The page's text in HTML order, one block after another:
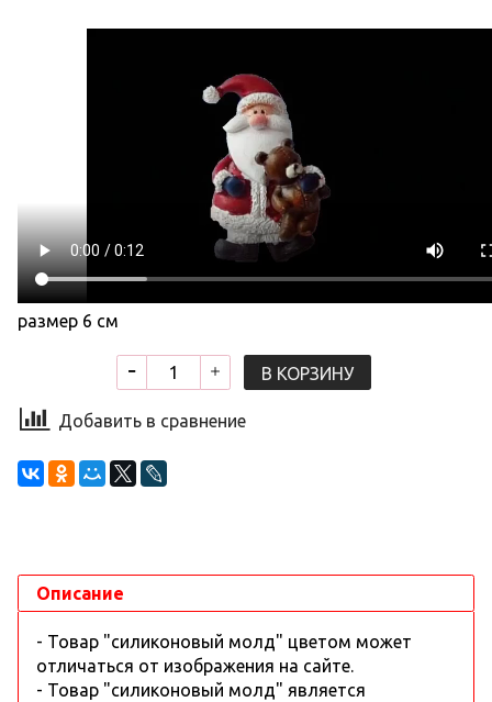
размер 6 см
В КОРЗИНУ
Добавить в сравнение
Описание
- Товар "силиконовый молд" цветом может
отличаться от изображения на сайте.
- Товар "силиконовый молд" является